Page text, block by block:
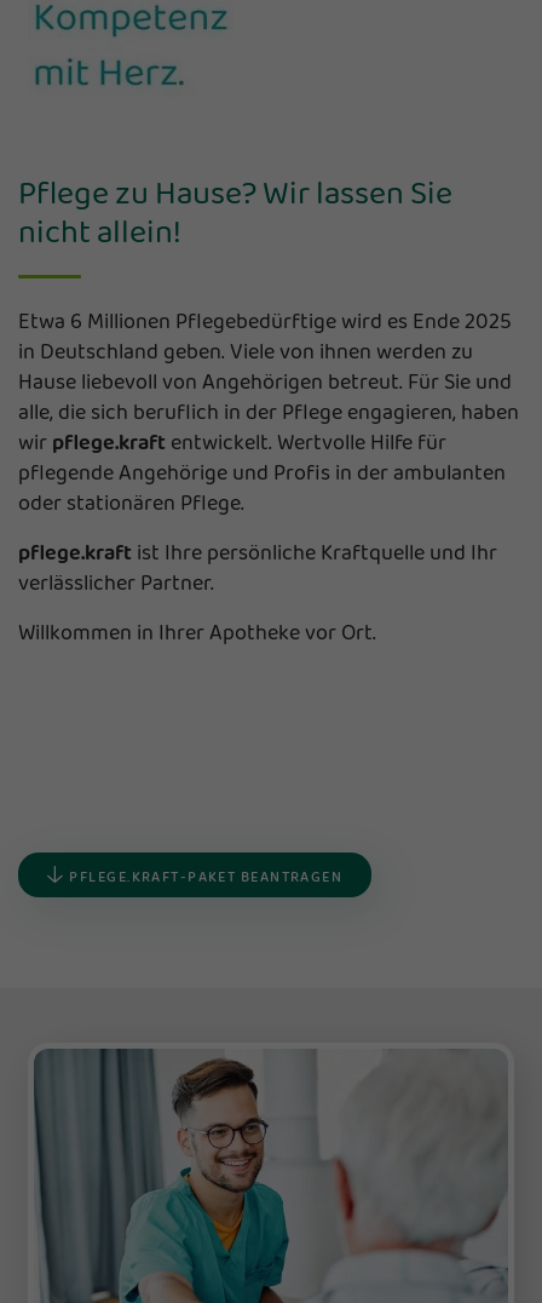
Pflege zu Hause? Wir lassen Sie
nicht allein!
Etwa 6 Millionen Pflegebedürftige wird es Ende 2025
in Deutschland geben. Viele von ihnen werden zu
Hause liebevoll von Angehörigen betreut. Für Sie und
alle, die sich beruflich in der Pflege engagieren, haben
wirpflege.kraft entwickelt. Wertvolle Hilfe für
pflegende Angehörige und Profis in der ambulanten
oder stationären Pflege.
pflege.kraft ist Ihre persönliche Kraftquelle und Ihr
verlässlicher Partner.
Willkommen in Ihrer Apotheke vor Ort.
PFLEGE.KRAFT-PAKET BEANTRAGEN